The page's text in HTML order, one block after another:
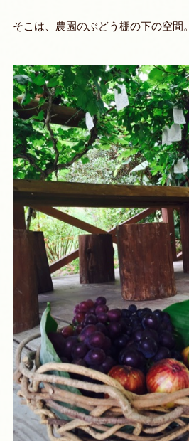
そこは、農園のぶどう棚の下の空間。